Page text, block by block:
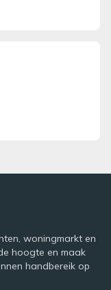
woningmarkt en
hoogte en maak
handbereik op